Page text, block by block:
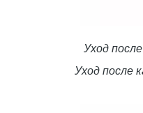
Уход
Уход после